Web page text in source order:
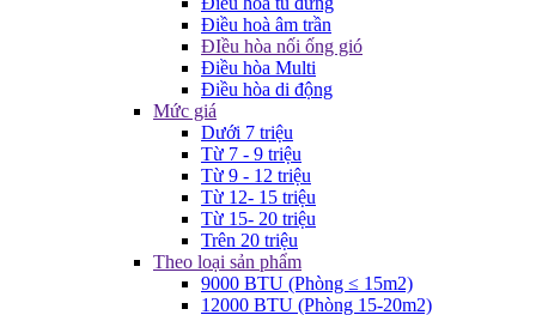
Điều hoà âm trần
ĐIều hòa nối ống gió
Điều hòa Multi
Điều hòa di động
Mức giá
Dưới 7 triệu
Từ 7 - 9 triệu
Từ 9 - 12 triệu
Từ 12- 15 triệu
Từ 15- 20 triệu
Trên 20 triệu
Theo loại sản phẩm
9000 BTU (Phòng ≤ 15m2)
12000 BTU (Phòng 15-20m2)